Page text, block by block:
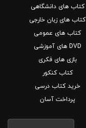
کتاب های دانشگاهی
کتاب های زبان خارجی
کتاب های عمومی
DVD های آموزشی
بازی های فکری
کتاب کنکور
خرید کتاب درسی
پرداخت آسان